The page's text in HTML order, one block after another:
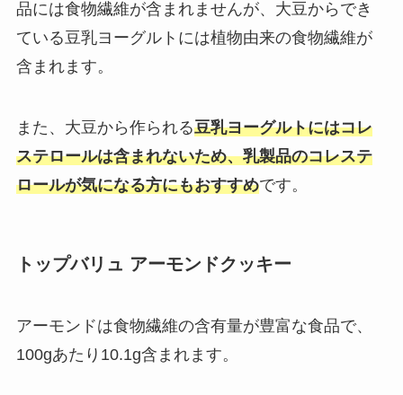
品には食物繊維が含まれませんが、大豆からでき
ている豆乳ヨーグルトには植物由来の食物繊維が
含まれます。
また、大豆から作られる豆乳ヨーグルトにはコレ
ステロールは含まれないため、乳製品のコレステ
ロールが気になる方にもおすすめです。
トップバリュ アーモンドクッキー
アーモンドは食物繊維の含有量が豊富な食品で、
100gあたり10.1g含まれます。